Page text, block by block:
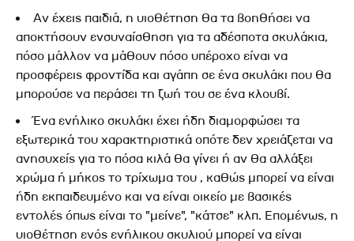
Αν έχεις παιδιά, η υιοθέτηση θα τα βοηθήσει να
αποκτήσουν ενσυναίσθηση για τα αδέσποτα σκυλάκια,
πόσο μάλλον να μάθουν πόσο υπέροχο είναι να
προσφέρεις φροντίδα και αγάπη σε ένα σκυλάκι που θα
μπορούσε να περάσει τη ζωή του σε ένα κλουβί.
Ένα ενήλικο σκυλάκι έχει ήδη διαμορφώσει τα
εξωτερικά του χαρακτηριστικά οπότε δεν χρειάζεται να
ανησυχείς για το πόσα κιλά θα γίνει ή αν θα αλλάξει
χρώμα ή μήκος το τρίχωμα του , καθώς μπορεί να είναι
ήδη εκπαιδευμένο και να είναι οικείο με βασικές
εντολές όπως είναι το "μείνε", "κάτσε" κλπ. Επομένως, η
υιοθέτηση ενός ενήλικου σκυλιού μπορεί να είναι